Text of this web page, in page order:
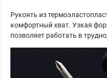
Рукоять из
комфортный хват. Узкая
позволяет работать в